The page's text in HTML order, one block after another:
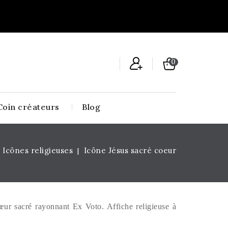
0
créateurs Blog
Icônes religieuses Icône Jésus sacré coeur
sacré rayonnant Ex Voto. Affiche religieuse à